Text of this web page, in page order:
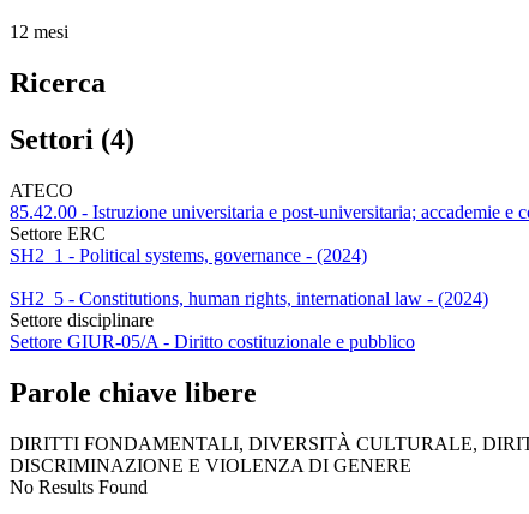
12 mesi
Ricerca
Settori (4)
ATECO
85.42.00 - Istruzione universitaria e post-universitaria; accademie e
Settore ERC
SH2_1 - Political systems, governance - (2024)
SH2_5 - Constitutions, human rights, international law - (2024)
Settore disciplinare
Settore GIUR-05/A - Diritto costituzionale e pubblico
Parole chiave libere
DIRITTI FONDAMENTALI, DIVERSITÀ CULTURALE,
DISCRIMINAZIONE E VIOLENZA DI GENERE
No Results Found